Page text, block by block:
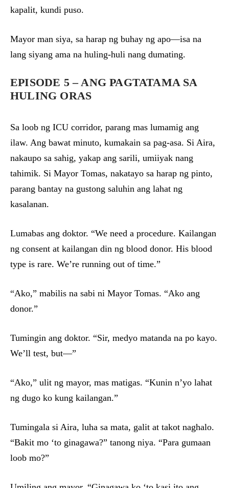
kapalit, kundi puso.
Mayor man siya, sa harap ng buhay ng apo—isa na
lang siyang ama na huling-huli nang dumating.
EPISODE 5 – ANG PAGTATAMA SA
HULING ORAS
Sa loob ng ICU corridor, parang mas lumamig ang
ilaw. Ang bawat minuto, kumakain sa pag-asa. Si Aira,
nakaupo sa sahig, yakap ang sarili, umiiyak nang
tahimik. Si Mayor Tomas, nakatayo sa harap ng pinto,
parang bantay na gustong saluhin ang lahat ng
kasalanan.
Lumabas ang doktor. “We need a procedure. Kailangan
ng consent at kailangan din ng blood donor. His blood
type is rare. We’re running out of time.”
“Ako,” mabilis na sabi ni Mayor Tomas. “Ako ang
donor.”
Tumingin ang doktor. “Sir, medyo matanda na po kayo.
We’ll test, but—”
“Ako,” ulit ng mayor, mas matigas. “Kunin n’yo lahat
ng dugo ko kung kailangan.”
Tumingala si Aira, luha sa mata, galit at takot naghalo.
“Bakit mo ‘to ginagawa?” tanong niya. “Para gumaan
loob mo?”